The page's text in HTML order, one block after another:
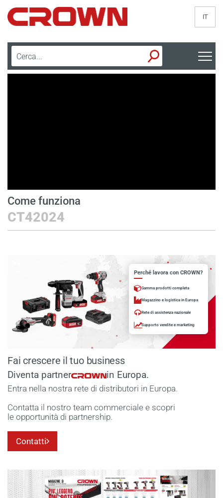
IT
Come funziona
CT42024
Fai crescere il tuo business
Diventa partner in Europa.
Entra nella nostra rete di distributori in Europa.
Contatta il nostro team commerciale e scopri
le opportunità di partnership.
Contatti
Perché lavora con CROWN?
Gamma prodotti completa
Magazzino e logistica in Europa
Rete di assistenza nazionale
Supporto vendite e marketing